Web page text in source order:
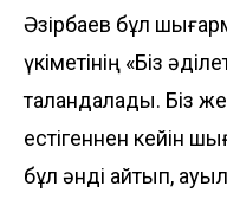
Әзірбаев бұл
үкіметінің «Біз
талқандалады. Біз
естігеннен кейін
бұл әнді айтып,